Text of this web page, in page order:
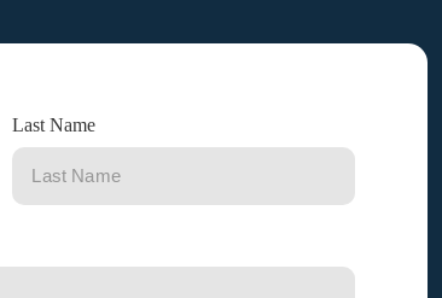
Last Name